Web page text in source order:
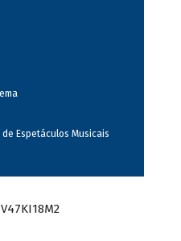
Espetáculos Musicais